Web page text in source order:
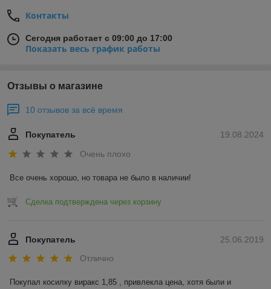
Контакты
Сегодня работает с 09:00 до 17:00
Показать весь график работы
Отзывы о магазине
10 отзывов за всё время
19.08.2024
Покупатель
Очень плохо
Все очень хорошо, но товара не было в наличии!
Сделка подтверждена через корзину
25.06.2019
Покупатель
Отлично
Покупал косилку виракс 1,85 , привлекла цена, хотя были и